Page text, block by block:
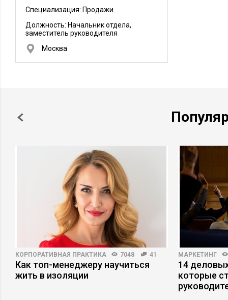
Специализация: Продажи
Должность: Начальник отдела,
заместитель руководителя
Москва
КОРПОРАТИВНАЯ ПРАКТИКА 7048 41
Как топ-менеджеру научиться
жить в изоляции
МАРКЕТИНГ
14
которые